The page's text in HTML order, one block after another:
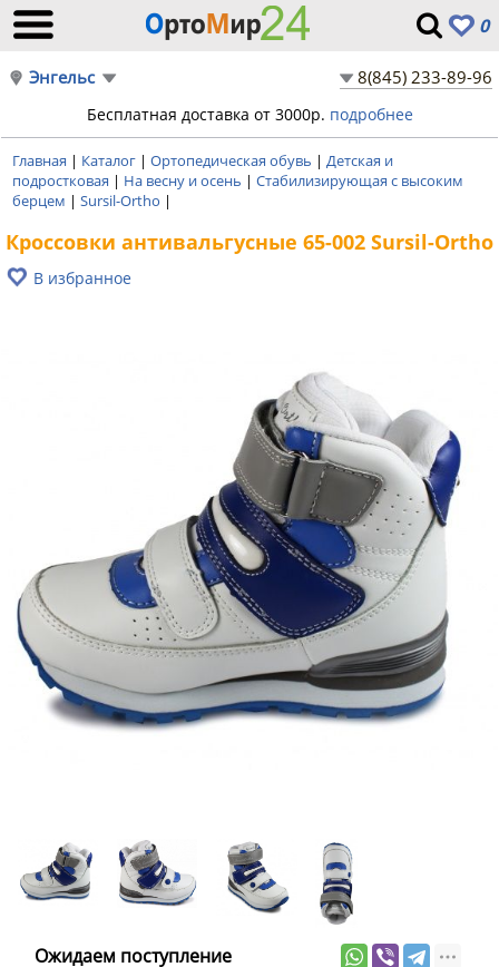
0
Энгельс 8(845) 233-89-96
Бесплатная доставка от 3000р. подробнее
Главная | Каталог | Ортопедическая обувь | Детская и
подростковая | На весну и осень | Стабилизирующая с высоким
берцем | Sursil-Ortho |
Кроссовки антивальгусные 65-002 Sursil-Ortho
В избранное
Ожидаем поступление